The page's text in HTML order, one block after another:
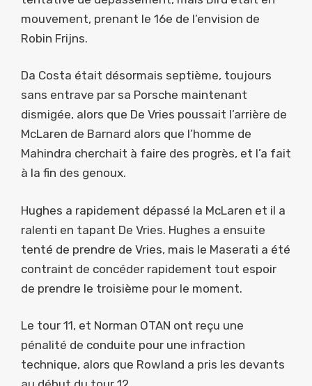
mouvement, prenant le 16e de l’envision de
Robin Frijns.
Da Costa était désormais septième, toujours
sans entrave par sa Porsche maintenant
dismigée, alors que De Vries poussait l’arrière de
McLaren de Barnard alors que l’homme de
Mahindra cherchait à faire des progrès, et l’a fait
à la fin des genoux.
Hughes a rapidement dépassé la McLaren et il a
ralenti en tapant De Vries. Hughes a ensuite
tenté de prendre de Vries, mais le Maserati a été
contraint de concéder rapidement tout espoir
de prendre le troisième pour le moment.
Le tour 11, et Norman OTAN ont reçu une
pénalité de conduite pour une infraction
technique, alors que Rowland a pris les devants